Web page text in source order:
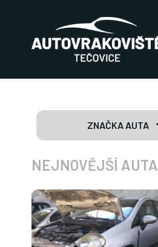
ZNAČKA AUTA
NEJNOVĚJŠÍ AUTA